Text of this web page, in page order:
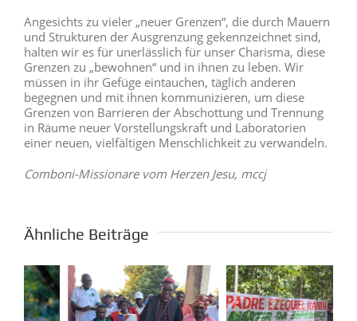
Angesichts zu vieler „neuer Grenzen“, die durch Mauern
und Strukturen der Ausgrenzung gekennzeichnet sind,
halten wir es für unerlässlich für unser Charisma, diese
Grenzen zu „bewohnen“ und in ihnen zu leben. Wir
müssen in ihr Gefüge eintauchen, täglich anderen
begegnen und mit ihnen kommunizieren, um diese
Grenzen von Barrieren der Abschottung und Trennung
in Räume neuer Vorstellungskraft und Laboratorien
einer neuen, vielfältigen Menschlichkeit zu verwandeln.
Comboni-Missionare vom Herzen Jesu, mccj
Ähnliche Beiträge